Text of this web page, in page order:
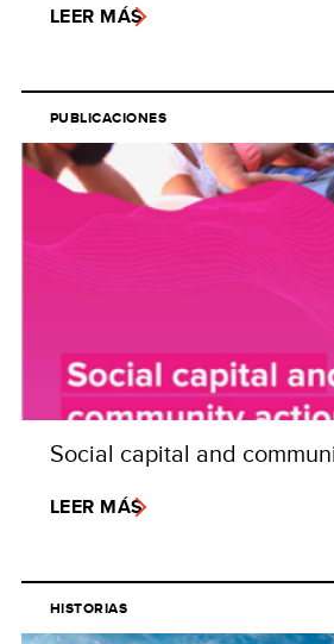
LEER MÁS
PUBLICACIONES
Social capital and
LEER MÁS
HISTORIAS